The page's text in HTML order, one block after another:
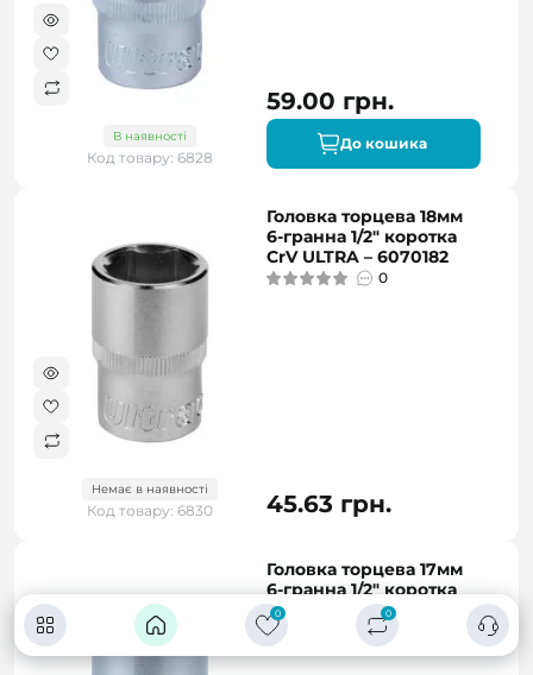
0 0
В наявності
Код товару: 6828
59.00 грн.
До кошика
Немає в наявності
Код товару: 6830
Головка торцева 18мм
6-гранна 1/2" коротка
CrV ULTRA – 6070182
0
45.63 грн.
Головка торцева 17мм
6-гранна 1/2" коротка
CrV ULTRA – 6070172
0